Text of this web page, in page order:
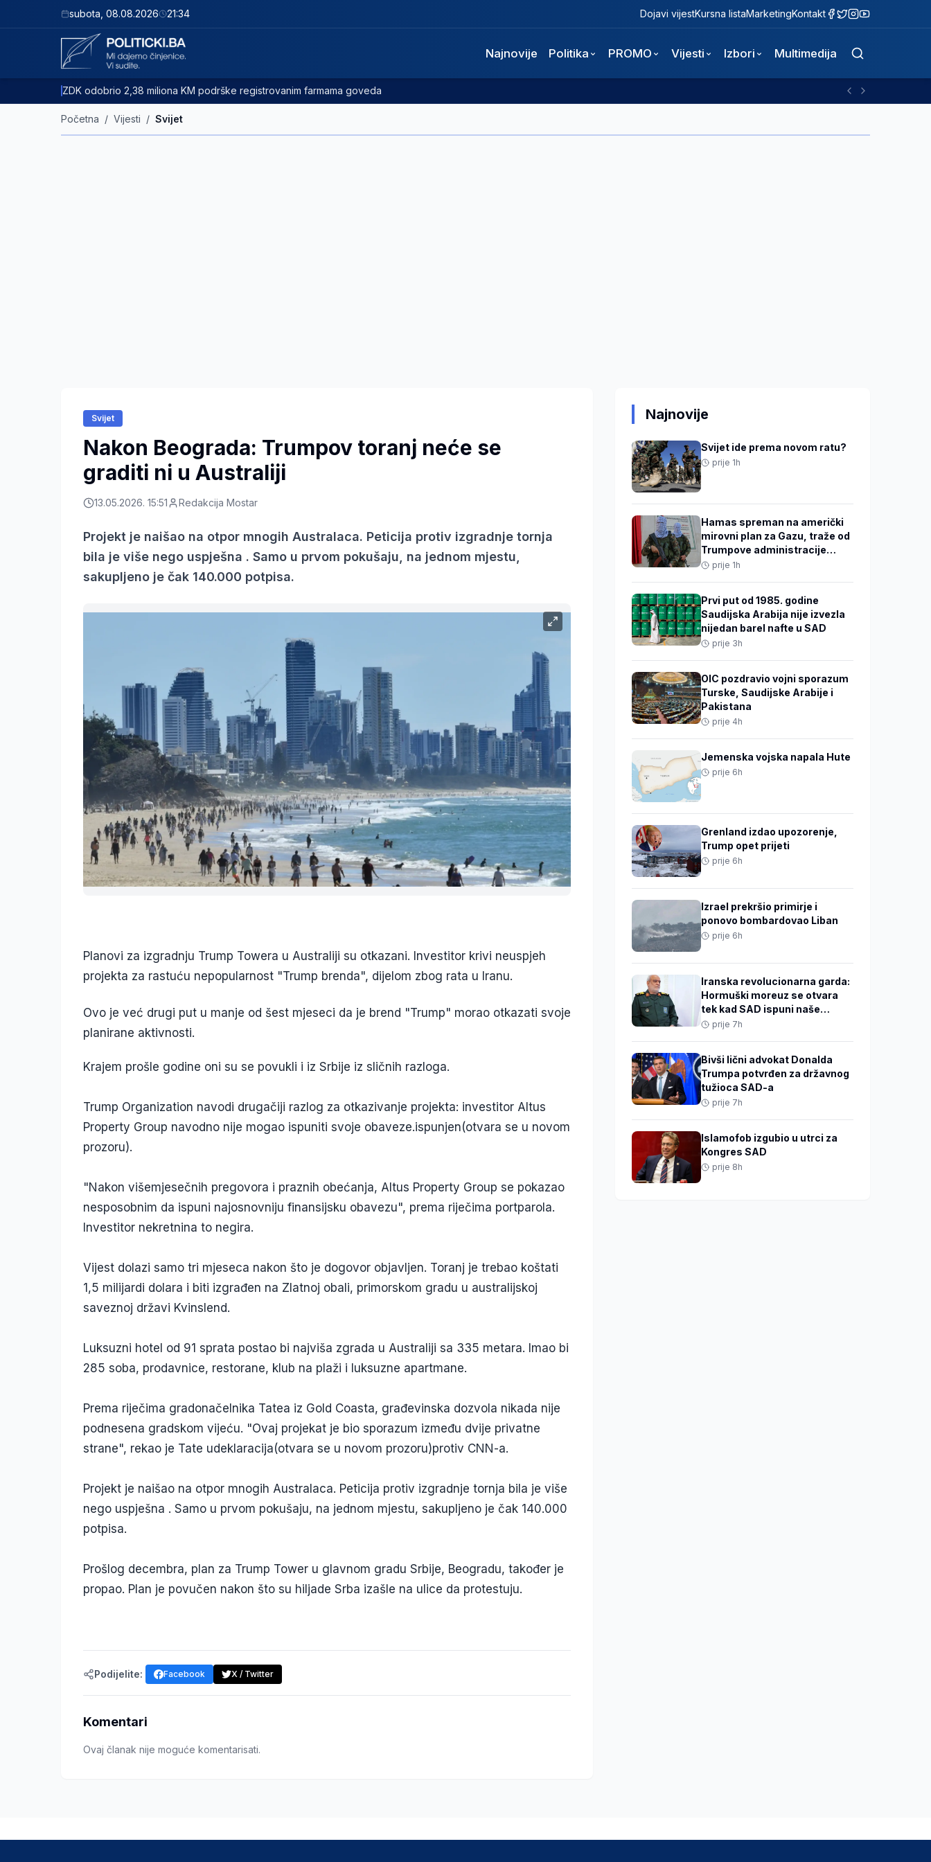
subota 08.08.2026 21:34 Dojavi vijestKursna listaMarketingKontakt
Najnovije Politika PROMO Vijesti Izbori Multimedija
ZDK odobrio 2,38 miliona KM podrške registrovanim farmama goveda
Početna / Vijesti / Svijet
Svijet
Nakon Beograda: Trumpov toranj neće se
graditi ni u Australiji
13.05.2026. 15:51 Redakcija Mostar
Projekt je naišao na otpor mnogih Australaca. Peticija protiv izgradnje tornja
bila je više nego uspješna . Samo u prvom pokušaju, na jednom mjestu,
sakupljeno je čak 140.000 potpisa.
Planovi za izgradnju Trump Towera u Australiji su otkazani. Investitor krivi neuspjeh
projekta za rastuću nepopularnost "Trump brenda", dijelom zbog rata u Iranu.
Ovo je već drugi put u manje od šest mjeseci da je brend "Trump" morao otkazati svoje
planirane aktivnosti.
Krajem prošle godine oni su se povukli i iz Srbije iz sličnih razloga.
Trump Organization navodi drugačiji razlog za otkazivanje projekta: investitor Altus
Property Group navodno nije mogao ispuniti svoje obaveze.ispunjen(otvara se u novom
prozoru).
"Nakon višemjesečnih pregovora i praznih obećanja, Altus Property Group se pokazao
nesposobnim da ispuni najosnovniju finansijsku obavezu", prema riječima portparola.
Investitor nekretnina to negira.
Vijest dolazi samo tri mjeseca nakon što je dogovor objavljen. Toranj je trebao koštati
1,5 milijardi dolara i biti izgrađen na Zlatnoj obali, primorskom gradu u australijskoj
saveznoj državi Kvinslend.
Luksuzni hotel od 91 sprata postao bi najviša zgrada u Australiji sa 335 metara. Imao bi
285 soba, prodavnice, restorane, klub na plaži i luksuzne apartmane.
Prema riječima gradonačelnika Tatea iz Gold Coasta, građevinska dozvola nikada nije
podnesena gradskom vijeću. "Ovaj projekat je bio sporazum između dvije privatne
strane", rekao je Tate udeklaracija(otvara se u novom prozoru)protiv CNN-a.
Projekt je naišao na otpor mnogih Australaca. Peticija protiv izgradnje tornja bila je više
nego uspješna . Samo u prvom pokušaju, na jednom mjestu, sakupljeno je čak 140.000
potpisa.
Prošlog decembra, plan za Trump Tower u glavnom gradu Srbije, Beogradu, također je
propao. Plan je povučen nakon što su hiljade Srba izašle na ulice da protestuju.
Podijelite: Facebook X / Twitter
Komentari
Ovaj članak nije moguće komentarisati.
Najnovije
Svijet ide prema novom ratu?
prije 1h
Hamas spreman na američki
mirovni plan za Gazu, traže od
Trumpove administracije
pritisak na Izrael
prije 1h
Prvi put od 1985. godine
Saudijska Arabija nije izvezla
nijedan barel nafte u SAD
prije 3h
OIC pozdravio vojni sporazum
Turske, Saudijske Arabije i
Pakistana
prije 4h
Jemenska vojska napala Hute
prije 6h
Grenland izdao upozorenje,
Trump opet prijeti
prije 6h
Izrael prekršio primirje i
ponovo bombardovao Liban
prije 6h
Iranska revolucionarna garda:
Hormuški moreuz se otvara
tek kad SAD ispuni naše
uslove
prije 7h
Bivši lični advokat Donalda
Trumpa potvrđen za državnog
tužioca SAD-a
prije 7h
Islamofob izgubio u utrci za
Kongres SAD
prije 8h